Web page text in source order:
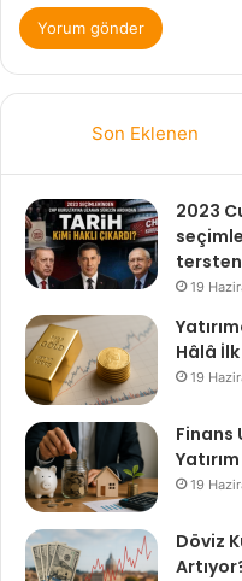
Son Eklenen
2023
19
Hâlâ İlk
19
Finans
19
Döviz